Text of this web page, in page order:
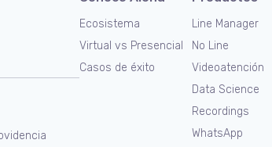
Ecosistema
Virtual vs Presencial
Casos de éxito
Line Manager
No Line
Videoatención
Data Science
Recordings
WhatsApp